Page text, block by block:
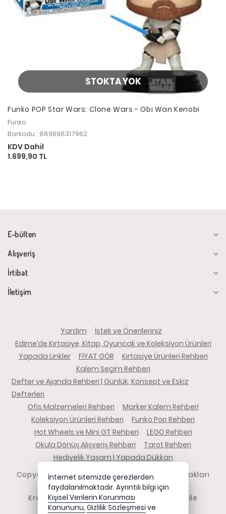
STOKTA YOK
Funko POP Star Wars: Clone Wars - Obi Wan Kenobi
Funko
Barkodu : 889698317962
KDV Dahil
1.699,90 TL
E-bülten
Alışveriş
İrtibat
İletişim
Yardım
İstek ve Önerileriniz
Edirne’de Kırtasiye, Kitap, Oyuncak ve Koleksiyon Ürünleri
Yapada Linkler
FİYAT GÖR
Kırtasiye Ürünleri Rehberi
Kalem Seçim Rehberi
Defter ve Ajanda Rehberi | Günlük, Konsept ve Eskiz
Defterleri
Ofis Malzemeleri Rehberi
Marker Kalem Rehberi
Koleksiyon Ürünleri Rehberi
Funko Pop Rehberi
Hot Wheels ve Mini GT Rehberi
LEGO Rehberi
Okula Dönüş Alışveriş Rehberi
Tarot Rehberi
Hediyelik Yaşam | Yapada Dükkan
Copyright 2026 yapadadukkan.com - Tüm hakları
saklıdır.
Kredi kartı bilgileriniz 256bit SSL sertifikası ile
korunmaktadır.
İnternet sitemizde çerezlerden
faydalanılmaktadır. Ayrıntılı bilgi için
Kişisel Verilerin Korunması
Kanununu, Gizlilik Sözleşmesi ve